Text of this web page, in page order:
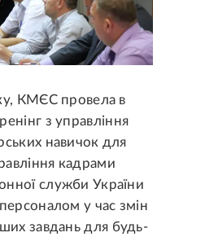
КМЄС провела в
з управління
навичок для
кадрами
служби України
у час змін
завдань для будь-